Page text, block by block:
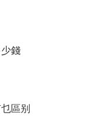
錢
區别